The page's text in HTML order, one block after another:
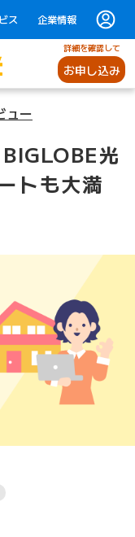
ス 企業情報
詳細を確認して
お申し込み
ュー
光
トも大満